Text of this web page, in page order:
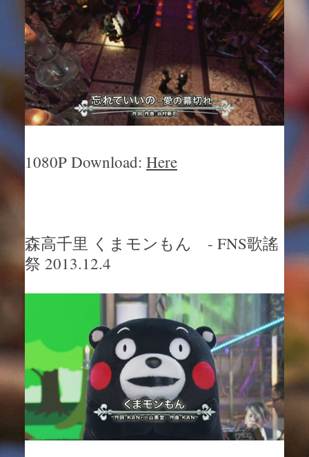
1080P Download: Here
森高千里 くまモンもん - FNS歌謠
祭 2013.12.4